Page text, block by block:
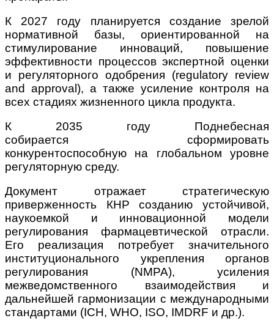
К 2027 году планируется создание зрелой
нормативной базы, ориентированной на
стимулирование инноваций, повышение
эффективности процессов экспертной оценки
и регуляторного одобрения (regulatory review
and approval), а также усиление контроля на
всех стадиях жизненного цикла продукта.
К 2035 году Поднебесная
собирается сформировать
конкурентоспособную на глобальном уровне
регуляторную среду.
Документ отражает стратегическую
приверженность КНР созданию устойчивой,
наукоемкой и инновационной модели
регулирования фармацевтической отрасли.
Его реализация потребует значительного
институционального укрепления органов
регулирования (NMPA), усиления
межведомственного взаимодействия и
дальнейшей гармонизации с международными
стандартами (ICH, WHO, ISO, IMDRF и др.).